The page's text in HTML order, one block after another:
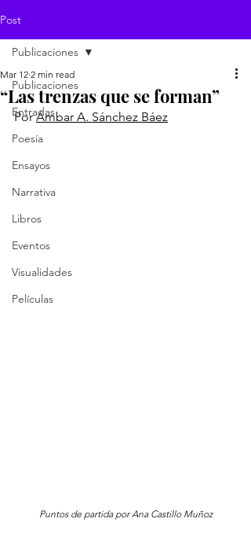
Post
Publicaciones
Entradas
Poesía
Ensayos
Narrativa
Libros
Eventos
Visualidades
Películas
Publicaciones
“Las trenzas que se forman”
Mar 12 2 min read
Por Ámbar A. Sánchez Báez
Puntos de partida por Ana Castillo Muñoz